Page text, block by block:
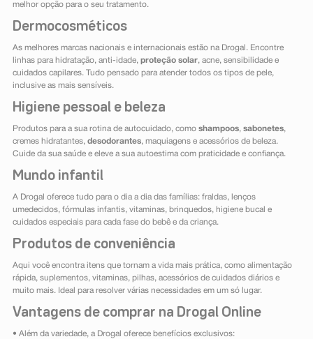
melhor opção para o seu tratamento.
Dermocosméticos
As melhores marcas nacionais e internacionais estão na Drogal. Encontre
linhas para hidratação, anti-idade, proteção solar, acne, sensibilidade e
cuidados capilares. Tudo pensado para atender todos os tipos de pele,
inclusive as mais sensíveis.
Higiene pessoal e beleza
Produtos para a sua rotina de autocuidado, como shampoos, sabonetes,
cremes hidratantes, desodorantes, maquiagens e acessórios de beleza.
Cuide da sua saúde e eleve a sua autoestima com praticidade e confiança.
Mundo infantil
A Drogal oferece tudo para o dia a dia das famílias: fraldas, lenços
umedecidos, fórmulas infantis, vitaminas, brinquedos, higiene bucal e
cuidados especiais para cada fase do bebê e da criança.
Produtos de conveniência
Aqui você encontra itens que tornam a vida mais prática, como alimentação
rápida, suplementos, vitaminas, pilhas, acessórios de cuidados diários e
muito mais. Ideal para resolver várias necessidades em um só lugar.
Vantagens de comprar na Drogal Online
• Além da variedade, a Drogal oferece benefícios exclusivos: